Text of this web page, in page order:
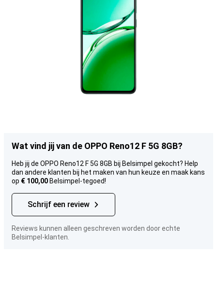
Wat vind jij van de OPPO Reno12 F 5G 8GB?
Heb jij de OPPO Reno12 F 5G 8GB bij Belsimpel gekocht? Help
dan andere klanten bij het maken van hun keuze en maak kans
op € 100,00 Belsimpel-tegoed!
Schrijf een review
Reviews kunnen alleen geschreven worden door echte
Belsimpel-klanten.